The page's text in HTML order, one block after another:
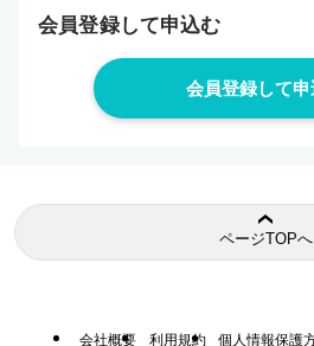
会員登録して申込む
ページTOPへ